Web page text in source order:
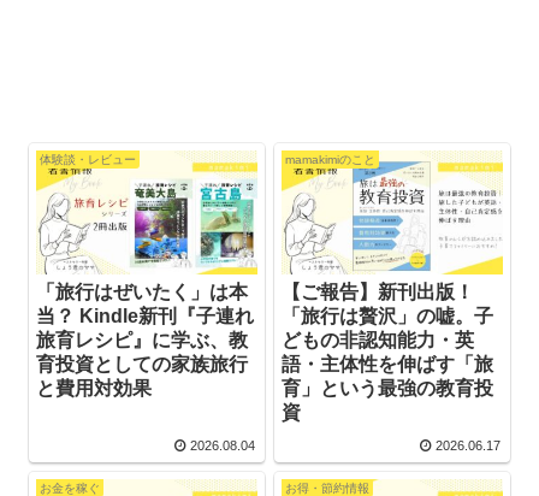
体験談・レビュー
「旅行はぜいたく」は本
当？ Kindle新刊『子連れ
旅育レシピ』に学ぶ、教
育投資としての家族旅行
と費用対効果
2026.08.04
mamakimiのこと
【ご報告】新刊出版！
「旅行は贅沢」の嘘。子
どもの非認知能力・英
語・主体性を伸ばす「旅
育」という最強の教育投
資
2026.06.17
お金を稼ぐ お得・節約情報